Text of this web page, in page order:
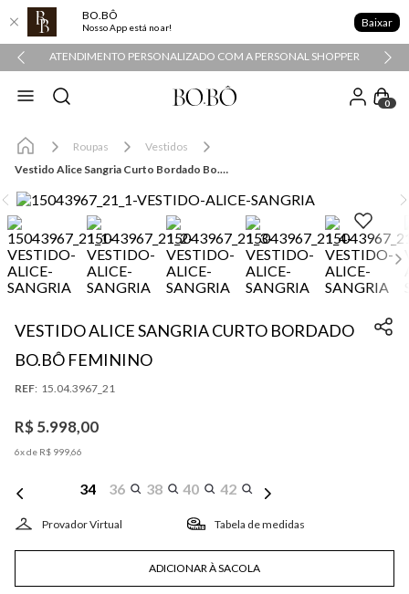
BO.BÔ
Nosso App está no ar! Baixar
ATENDIMENTO PERSONALIZADO COM A PERSONAL SHOPPER
0
Roupas
Vestidos
Vestido Alice Sangria Curto Bordado Bo.Bô Feminino
VESTIDO ALICE SANGRIA CURTO BORDADO
BO.BÔ FEMININO
: 15.04.3967_21
R$5.998,00
6x de R$ 99966
34 36 38 40 42
Tabela de medidas
ADICIONAR À SACOLA